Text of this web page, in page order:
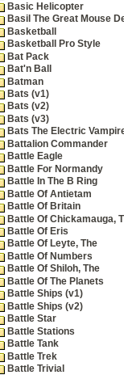
Basic Helicopter
Basil The Great Mouse
Basketball
Basketball Pro Style
Bat Pack
Bat'n Ball
Batman
Bats (v1)
Bats (v2)
Bats (v3)
Bats The Electric
Battalion Commander
Battle Eagle
Battle For Normandy
Battle In The B Ring
Battle Of Antietam
Battle Of Britain
Battle Of Chickamauga,
Battle Of Eris
Battle Of Leyte, The
Battle Of Numbers
Battle Of Shiloh, The
Battle Of The Planets
Battle Ships (v1)
Battle Ships (v2)
Battle Star
Battle Stations
Battle Tank
Battle Trek
Battle Trivial